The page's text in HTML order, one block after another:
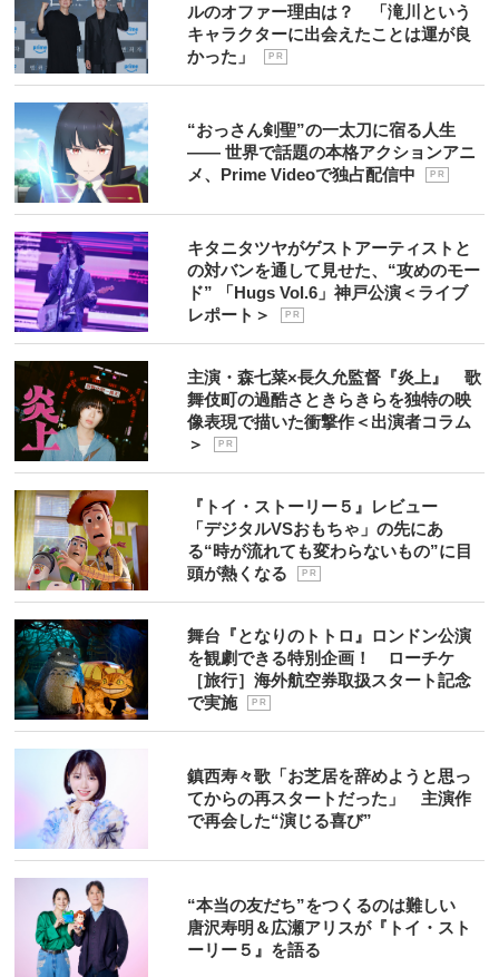
ルのオファー理由は？ 「滝川という
キャラクターに出会えたことは運が良
かった」
P R
“おっさん剣聖”の一太刀に宿る人生
―― 世界で話題の本格アクションアニ
メ、Prime Videoで独占配信中
P R
キタニタツヤがゲストアーティストと
の対バンを通して見せた、“攻めのモー
ド” 「Hugs Vol.6」神戸公演＜ライブ
レポート＞
P R
主演・森七菜×長久允監督『炎上』 歌
舞伎町の過酷さときらきらを独特の映
像表現で描いた衝撃作＜出演者コラム
＞
P R
『トイ・ストーリー５』レビュー
「デジタルVSおもちゃ」の先にあ
る“時が流れても変わらないもの”に目
頭が熱くなる
P R
舞台『となりのトトロ』ロンドン公演
を観劇できる特別企画！ ローチケ
［旅行］海外航空券取扱スタート記念
で実施
P R
鎮西寿々歌「お芝居を辞めようと思っ
てからの再スタートだった」 主演作
で再会した“演じる喜び”
“本当の友だち”をつくるのは難しい
唐沢寿明＆広瀬アリスが『トイ・スト
ーリー５』を語る